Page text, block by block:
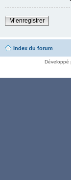
M’enregistrer
Index du forum
Développé